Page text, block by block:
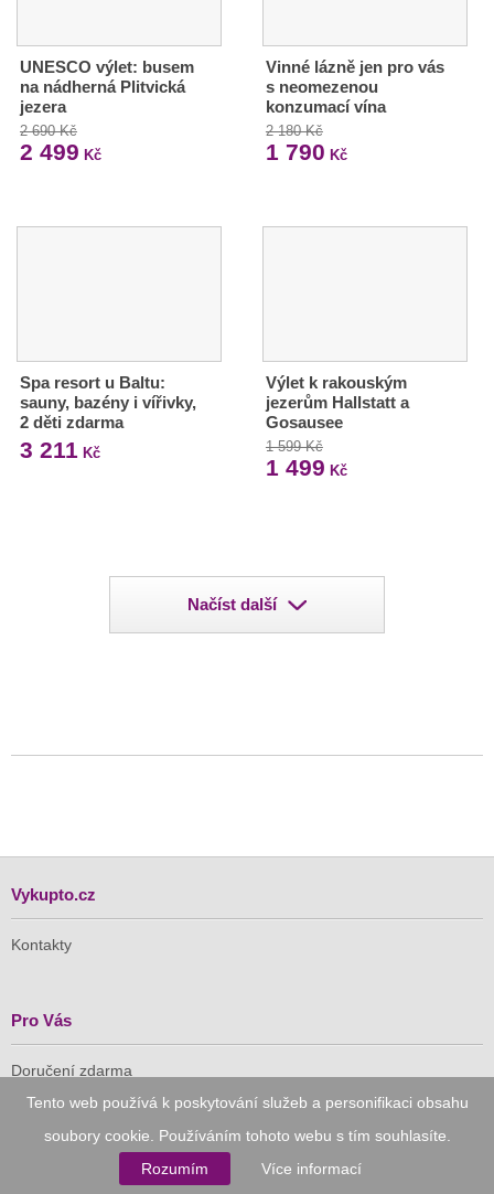
Tento web používá k poskytování služeb a personifikaci obsahu
soubory cookie. Používáním tohoto webu s tím souhlasíte.
Rozumím
Více informací
UNESCO výlet: busem
na nádherná Plitvická
jezera
2 690 Kč
2 499 Kč
Vinné lázně jen pro vás
s neomezenou
konzumací vína
2 180 Kč
1 790 Kč
Spa resort u Baltu:
sauny, bazény i vířivky,
2 děti zdarma
3 211 Kč
Výlet k rakouským
jezerům Hallstatt a
Gosausee
1 599 Kč
1 499 Kč
Načíst další
Vykupto.cz
Kontakty
Pro Vás
Doručení zdarma
Vykupto na Facebooku
Důvěryhodný nákup